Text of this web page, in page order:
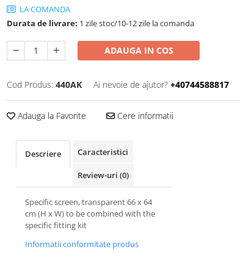
LA COMANDA
Durata de livrare: 1 zile stoc/10-12 zile la comanda
ADAUGA IN COS
Cod Produs: 440AK Ai nevoie de ajutor? +40744588817
Adauga la Favorite Cere informatii
Descriere Caracteristici
Review-uri (0)
Specific screen, transparent 66 x 64
cm (H x W) to be combined with the
specific fitting kit
Informatii conformitate produs